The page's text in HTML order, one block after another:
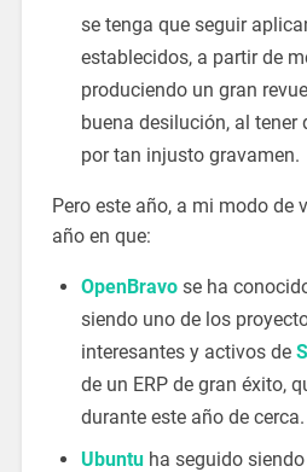
se tenga que seguir
establecidos, a partir de
produciendo un gran
buena desilución, al tener
por tan injusto gravamen.
Pero este año, a mi modo de
año en que:
OpenBravose ha
siendo uno de los
interesantes y activos de
de un ERP de gran éxito,
durante este año de cerca.
Ubuntuha seguido